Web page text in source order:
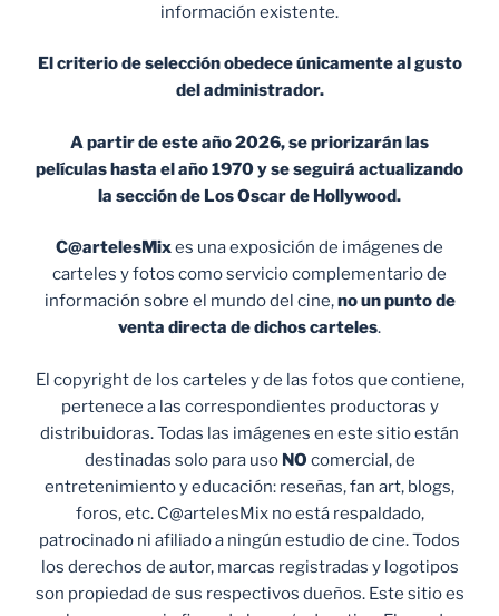
información existente.
El criterio de selección obedece únicamente al gusto
del administrador.
A partir de este año 2026, se priorizarán las
películas hasta el año 1970 y se seguirá actualizando
la sección de Los Oscar de Hollywood.
C@artelesMixes una exposición de imágenes de
carteles y fotos como servicio complementario de
información sobre el mundo del cine,no un punto de
venta directa de dichos carteles.
El copyright de los carteles y de las fotos que contiene,
pertenece a las correspondientes productoras y
distribuidoras. Todas las imágenes en este sitio están
destinadas solo para uso NO comercial, de
entretenimiento y educación: reseñas, fan art, blogs,
foros, etc. C@artelesMix no está respaldado,
patrocinado ni afiliado a ningún estudio de cine. Todos
los derechos de autor, marcas registradas y logotipos
son propiedad de sus respectivos dueños. Este sitio es